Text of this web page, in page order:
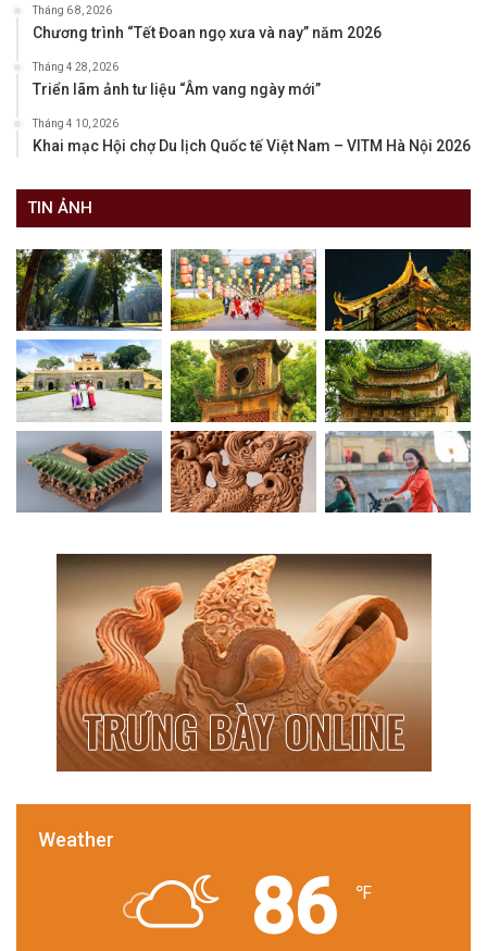
Tháng 6 8, 2026
Chương trình “Tết Đoan ngọ xưa và nay” năm 2026
Tháng 4 28, 2026
Triển lãm ảnh tư liệu “Âm vang ngày mới”
Tháng 4 10, 2026
Khai mạc Hội chợ Du lịch Quốc tế Việt Nam – VITM Hà Nội 2026
TIN ẢNH
Weather
86 ℉